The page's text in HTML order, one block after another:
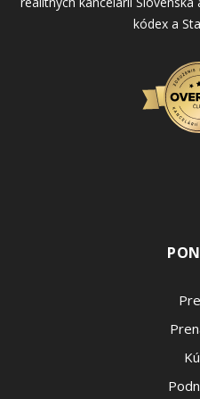
kódex a